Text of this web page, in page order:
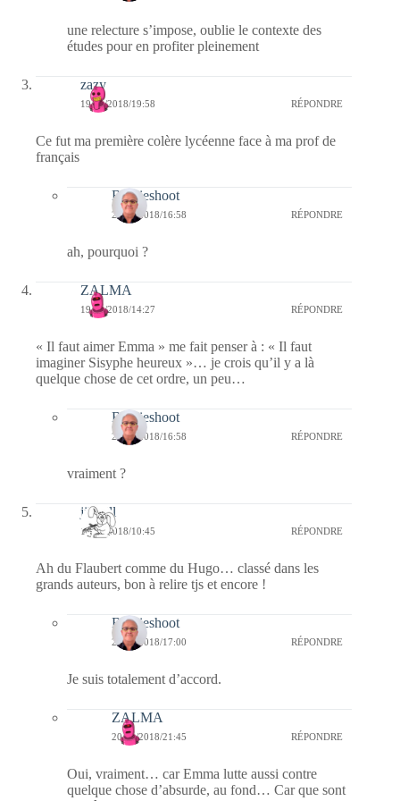
une relecture s’impose, oublie le contexte des
études pour en profiter pleinement
zazy
19/01/2018/19:58 RÉPONDRE
Ce fut ma première colère lycéenne face à ma prof de
français
Bernieshoot
20/01/2018/16:58 RÉPONDRE
ah, pourquoi ?
ZALMA
19/01/2018/14:27 RÉPONDRE
« Il faut aimer Emma » me fait penser à : « Il faut
imaginer Sisyphe heureux »… je crois qu’il y a là
quelque chose de cet ordre, un peu…
Bernieshoot
20/01/2018/16:58 RÉPONDRE
vraiment ?
jill bill
19/01/2018/10:45 RÉPONDRE
Ah du Flaubert comme du Hugo… classé dans les
grands auteurs, bon à relire tjs et encore !
Bernieshoot
20/01/2018/17:00 RÉPONDRE
Je suis totalement d’accord.
ZALMA
20/01/2018/21:45 RÉPONDRE
Oui, vraiment… car Emma lutte aussi contre
quelque chose d’absurde, au fond… Car que sont